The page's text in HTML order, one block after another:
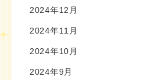
2024年12月
2024年11月
2024年10月
2024年9月